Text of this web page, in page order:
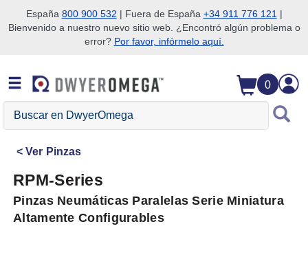
Saltar a la búsqueda
Saltar al contenido principal
Saltar a la navegación
España 800 900 532 | Fuera de España +34 911 776 121 |
Bienvenido a nuestro nuevo sitio web. ¿Encontró algún problema o
error? Por favor, infórmelo aquí.
0
Buscar
DwyerOmega
Ver Pinzas
RPM-Series
Pinzas Neumáticas Paralelas Serie Miniatura
Altamente Configurables